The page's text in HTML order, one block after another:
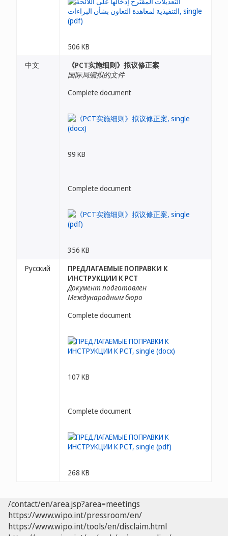
506 KB
中文
《PCT实施细则》拟议修正案
国际局编拟的文件
Complete document
99 KB
Complete document
356 KB
Русский
ПРЕДЛАГАЕМЫЕ ПОПРАВКИ К
ИНСТРУКЦИИ К PCT
Документ подготовлен
Международным бюро
Complete document
107 KB
Complete document
268 KB
/contact/en/area.jsp?area=meetings
https://www.wipo.int/pressroom/en/
https://www.wipo.int/tools/en/disclaim.html